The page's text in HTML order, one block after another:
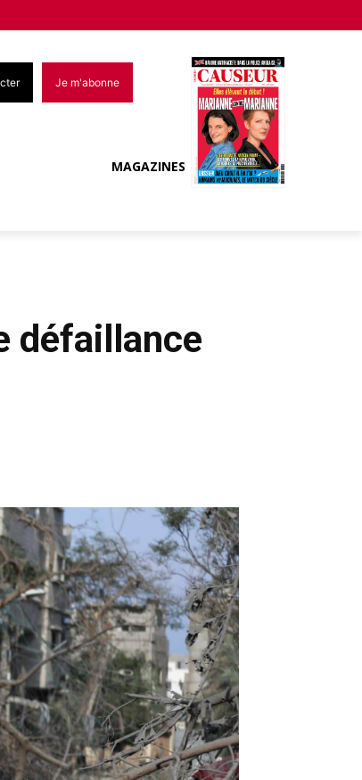
Je m'abonne
MAGAZINES
défaillance